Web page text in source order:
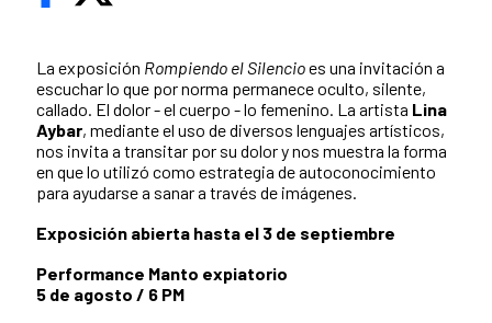
La exposición Rompiendo el Silencioes una invitación a
escuchar lo que por norma permanece oculto, silente,
callado. El dolor - el cuerpo - lo femenino. La artista Lina
Aybar, mediante el uso de diversos lenguajes artísticos,
nos invita a transitar por su dolor y nos muestra la forma
en que lo utilizó como estrategia de autoconocimiento
para ayudarse a sanar a través de imágenes.
Exposición abierta hasta el 3 de septiembre
Performance Manto expiatorio
5 de agosto / 6 PM